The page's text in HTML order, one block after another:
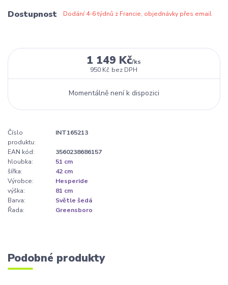
Dostupnost Dodání 4-6 týdnů z Francie, objednávky přes email
1 149 Kč/ks
950 Kč bez DPH
Momentálně není k dispozici
Číslo
produktu:
INT165213
EAN kód:
3560238686157
hloubka:
51 cm
šířka:
42 cm
Výrobce:
Hesperide
výška:
81 cm
Barva:
Světle šedá
Řada:
Greensboro
Podobné produkty